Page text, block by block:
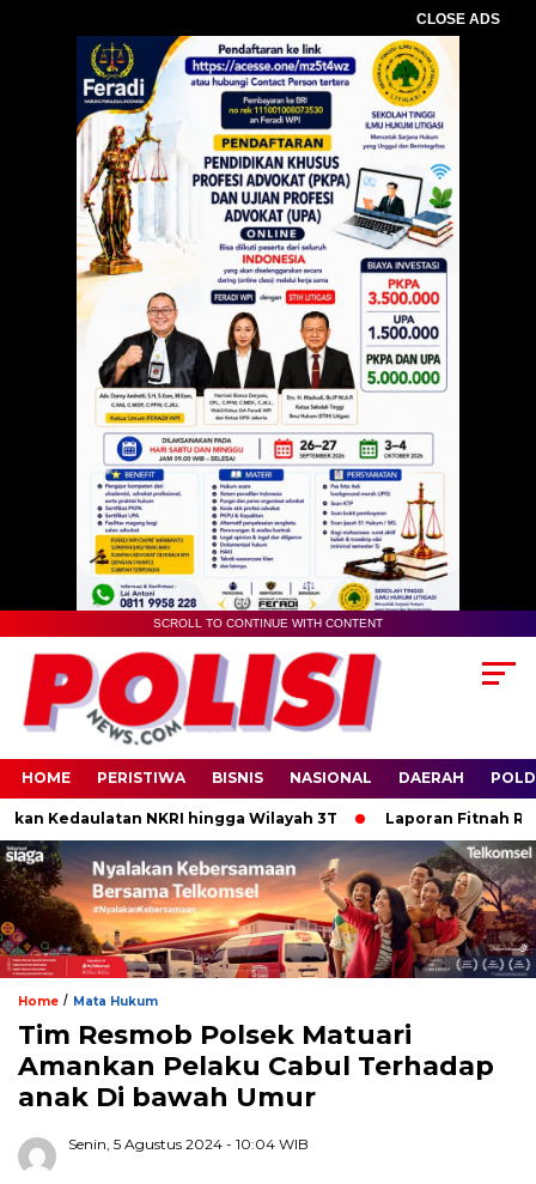
CLOSE ADS
SCROLL TO CONTINUE WITH CONTENT
HOME PERISTIWA BISNIS NASIONAL DAERAH
Kedaulatan NKRI hingga Wilayah 3T Laporan Fitnah
Home / Mata Hukum
Tim Resmob Polsek Matuari
Amankan Pelaku Cabul Terhadap
anak Di bawah Umur
Senin, 5 Agustus 2024 - 10:04 WIB